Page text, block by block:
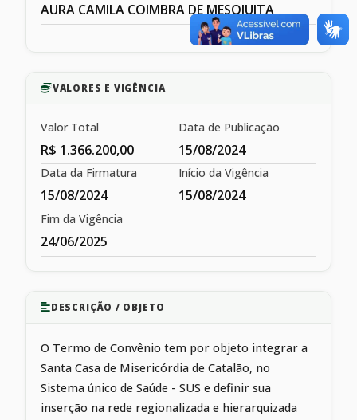
AURA CAMILA COIMBRA DE MESQIUITA
VALORES E VIGÊNCIA
Valor Total
R$ 1.366.200,00
Data de Publicação
15/08/2024
Data da Firmatura
15/08/2024
Início da Vigência
15/08/2024
Fim da Vigência
24/06/2025
DESCRIÇÃO / OBJETO
O Termo de Convênio tem por objeto integrar a
Santa Casa de Misericórdia de Catalão, no
Sistema único de Saúde - SUS e definir sua
inserção na rede regionalizada e hierarquizada